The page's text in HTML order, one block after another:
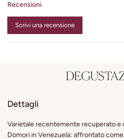
Recensioni
Scrivi una recensione
Dettagli
Varietale recentemente recuperato e
Domori in Venezuela: affrontato